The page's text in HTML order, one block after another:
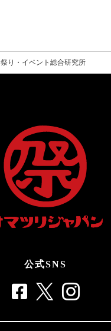
祭り・イベント総合研究所
公式SNS